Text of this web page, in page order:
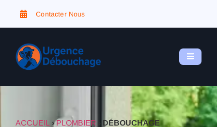
Contacter Nous
ACCUEIL ›PLOMBIER
DÉBOUCHAGE